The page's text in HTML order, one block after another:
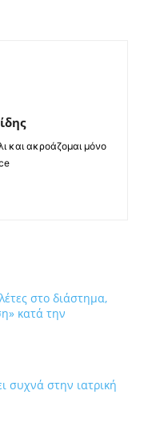
και ακροάζομαι μόνο
στο διάστημα,
κατά την
συχνά στην ιατρική